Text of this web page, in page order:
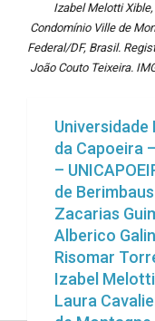
Izabel Melotti
Condomínio Ville de
Federal/DF, Brasil.
João Couto Teixeira.
Universidade
da Capoeira
–
de
Zacarias
Alberico
Risomar
Izabel
Laura